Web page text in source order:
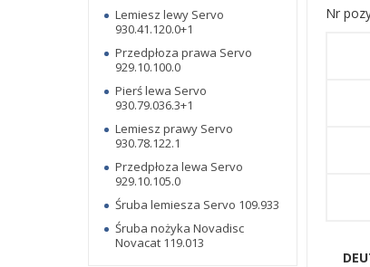
Nr
Lemiesz lewy Servo
930.41.120.0+1
Przedpłoza prawa Servo
929.10.100.0
Pierś lewa Servo
930.79.036.3+1
Lemiesz prawy Servo
930.78.122.1
Przedpłoza lewa Servo
929.10.105.0
Śruba lemiesza Servo 109.933
Śruba nożyka Novadisc
Novacat 119.013